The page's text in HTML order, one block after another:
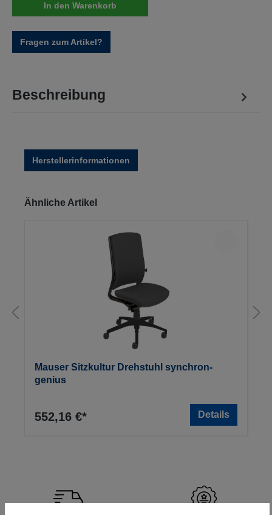
In den Warenkorb
Fragen zum Artikel?
Beschreibung
Herstellerinformationen
Produktgalerie überspringen
Ähnliche Artikel
Mauser Sitzkultur Drehstuhl synchron-
genius
552,16 €* Details